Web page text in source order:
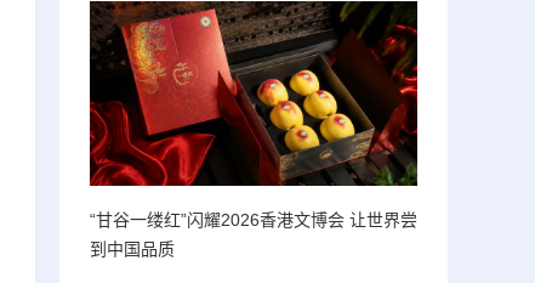
“甘谷一缕红”闪耀2026香港文博会 让世界尝
到中国品质